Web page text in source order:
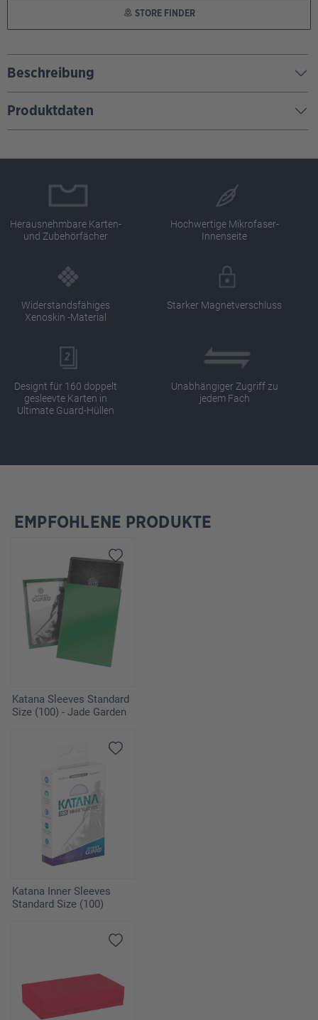
STORE FINDER
Beschreibung
Produktdaten
Herausnehmbare Karten-
und Zubehörfächer
Hochwertige Mikrofaser-
Innenseite
Widerstandsfähiges
Xenoskin -Material
Starker Magnetverschluss
Designt für 160 doppelt
gesleevte Karten in
Ultimate Guard-Hüllen
Unabhängiger Zugriff zu
jedem Fach
Produktgalerie überspringen
EMPFOHLENE PRODUKTE
Katana Sleeves Standard
Size (100) - Jade Garden
Katana Inner Sleeves
Standard Size (100)